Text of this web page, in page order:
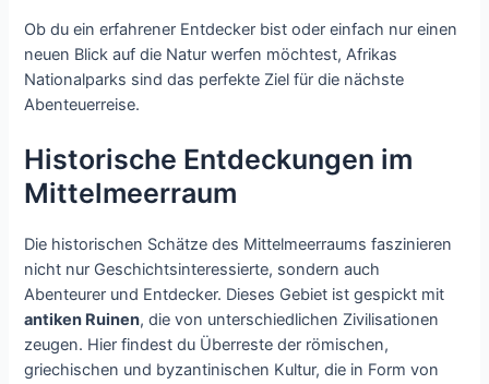
Ob du ein erfahrener Entdecker bist oder einfach nur einen
neuen Blick auf die Natur werfen möchtest, Afrikas
Nationalparks sind das perfekte Ziel für die nächste
Abenteuerreise.
Historische Entdeckungen im
Mittelmeerraum
Die historischen Schätze des Mittelmeerraums faszinieren
nicht nur Geschichtsinteressierte, sondern auch
Abenteurer und Entdecker. Dieses Gebiet ist gespickt mit
antiken Ruinen, die von unterschiedlichen Zivilisationen
zeugen. Hier findest du Überreste der römischen,
griechischen und byzantinischen Kultur, die in Form von